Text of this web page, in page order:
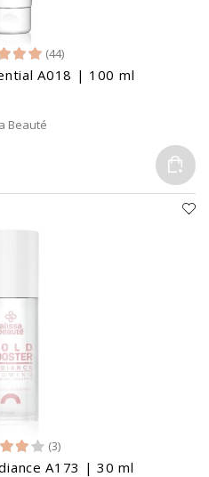
(44)
A018 | 100 ml
Beauté
(3)
A173 | 30 ml